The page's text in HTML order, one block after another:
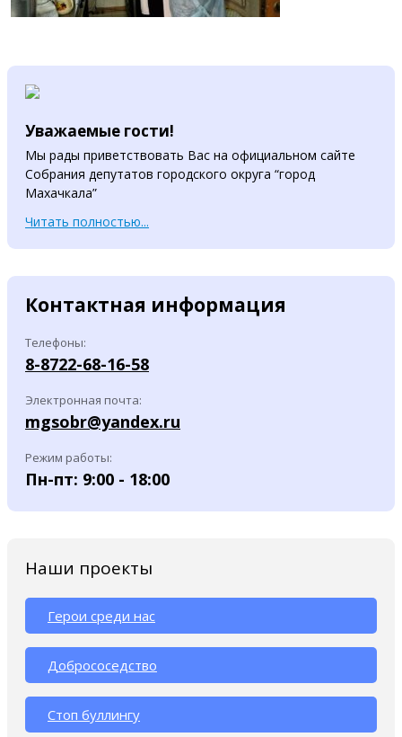
Уважаемые гости!
Мы рады приветствовать Вас на официальном сайте
Собрания депутатов городского округа “город
Махачкала”
Читать полностью...
Контактная информация
Телефоны:
8-8722-68-16-58
Электронная почта:
mgsobr@yandex.ru
Режим работы:
Пн-пт: 9:00 - 18:00
Наши проекты
Герои среди нас
Добрососедство
Стоп буллингу